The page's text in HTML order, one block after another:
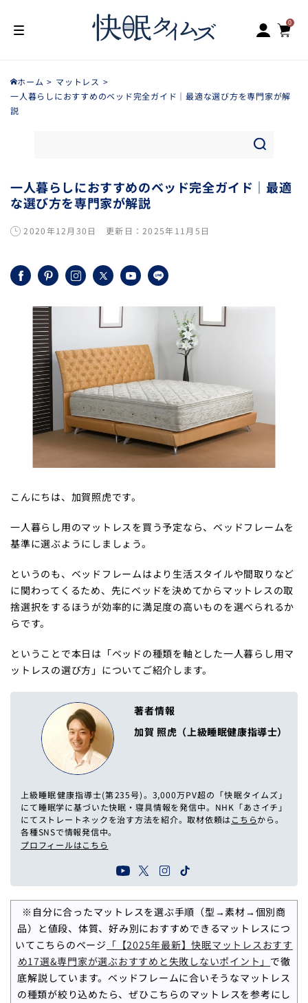
グ
イ
ー
0
ア
イ
テ
ム
ホーム
マットレス
一人暮らしにおすすめのベッド完全ガイド｜最適な選び方を専門家が解
説
一人暮らしにおすすめのベッド完全ガイド｜最適
な選び方を専門家が解説
2020年12月30日 更新日：2025年11月5日
FacebookPinterestInstagram
X
YouTube
LINE
こんにちは、加賀照虎です。
一人暮らし用のマットレスを買う予定なら、ベッドフレームを
基準に選ぶようにしましょう。
というのも、ベッドフレームはより生活スタイルや間取りなど
に関わってくるため、先にベッドを決めてからマットレスの取
捨選択をするほうが効率的に満足度の高いものを選べられるか
らです。
ということで本日は「ベッドの種類を軸とした一人暮らし用マ
ットレスの選び方」についてご紹介します。
著者情報
加賀 照虎（上級睡眠健康指導士）
上級睡眠健康指導士(第235号)。3,000万PV超の「快眠タイムズ」
にて睡眠学に基づいた快眠・寝具情報を発信中。NHK「あさイチ」
にてストレートネックを治す方法を紹介。取材依頼はこちらから。
各種SNSで情報発信中。
プロフィールはこちら
※自分に合ったマットレスを選ぶ手順（型→素材→個別商
品）と値段、体質、好み別におすすめできるマットレスにつ
いてこちらのページ 「【2025年最新】快眠マットレスおすす
め17選&専門家が選ぶおすすめと失敗しないポイント」 で徹
底解説しています。ベッドフレームに合いそうなマットレス
の種類が絞り込めたら、ぜひこちらのマットレスを参考にし